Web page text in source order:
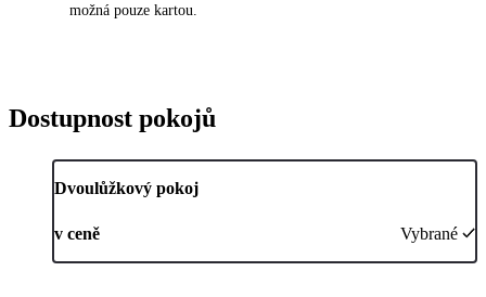
možná pouze kartou.
Dostupnost pokojů
Dvoulůžkový pokoj
v ceně Vybrané